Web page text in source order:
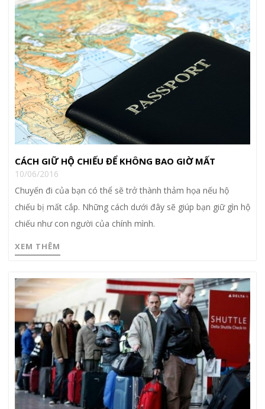
CÁCH GIỮ HỘ CHIẾU ĐỂ KHÔNG BAO GIỜ MẤT
10/06/2016
Chuyến đi của bạn có thể sẽ trở thành thảm họa nếu hộ
chiếu bị mất cắp. Những cách dưới đây sẽ giúp bạn giữ gìn hộ
chiếu như con người của chính mình.
XEM THÊM